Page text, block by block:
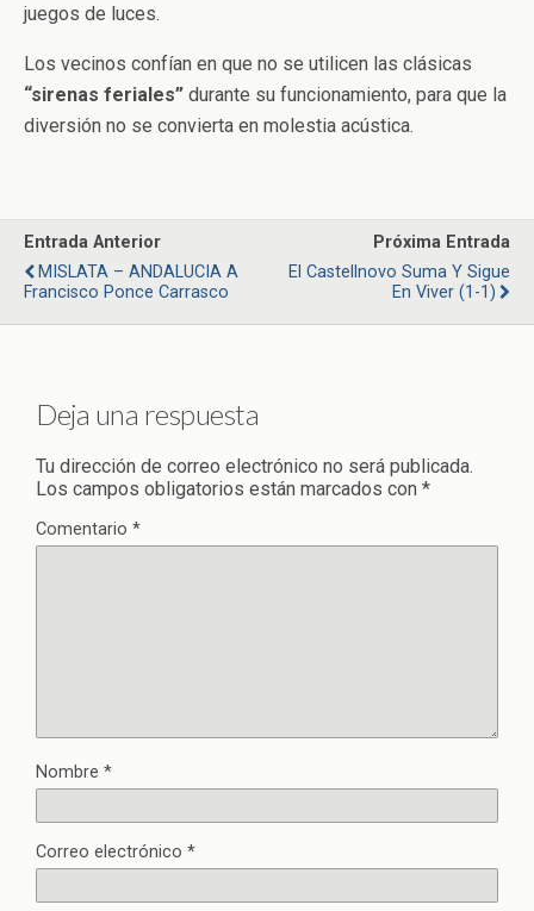
juegos de luces.
Los vecinos confían en que no se utilicen las clásicas
“sirenas feriales” durante su funcionamiento, para que la
diversión no se convierta en molestia acústica.
Entrada Anterior
MISLATA – ANDALUCIA A
Francisco Ponce Carrasco
Próxima Entrada
El Castellnovo Suma Y Sigue
En Viver (1-1)
Deja una respuesta
Tu dirección de correo electrónico no será publicada.
Los campos obligatorios están marcados con *
Comentario *
Nombre *
Correo electrónico *